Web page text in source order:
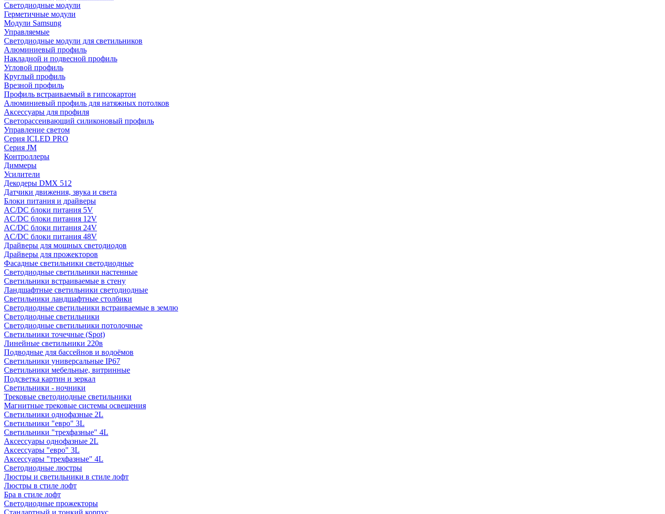
Светодиодные модули
Герметичные модули
Модули Samsung
Управляемые
Светодиодные модули для светильников
Алюминиевый профиль
Накладной и подвесной профиль
Угловой профиль
Круглый профиль
Врезной профиль
Профиль встраиваемый в гипсокартон
Алюминиевый профиль для натяжных потолков
Аксессуары для профиля
Светорассеивающий силиконовый профиль
Управление светом
Серия ICLED PRO
Серия JM
Контроллеры
Диммеры
Усилители
Декодеры DMX 512
Датчики движения, звука и света
Блоки питания и драйверы
AC/DC блоки питания 5V
AC/DC блоки питания 12V
AC/DC блоки питания 24V
AC/DC блоки питания 48V
Драйверы для мощных светодиодов
Драйверы для прожекторов
Фасадные светильники светодиодные
Светодиодные светильники настенные
Светильники встраиваемые в стену
Ландшафтные светильники светодиодные
Светильники ландшафтные столбики
Светодиодные светильники встраиваемые в землю
Светодиодные светильники
Светодиодные светильники потолочные
Светильники точечные (Spot)
Линейные светильники 220в
Подводные для бассейнов и водоёмов
Светильники универсальные IP67
Светильники мебельные, витринные
Подсветка картин и зеркал
Светильники - ночники
Трековые светодиодные светильники
Магнитные трековые системы освещения
Светильники однофазные 2L
Светильники "евро" 3L
Светильники "трехфазные" 4L
Аксессуары однофазные 2L
Аксессуары "евро" 3L
Аксессуары "трехфазные" 4L
Светодиодные люстры
Люстры и светильники в стиле лофт
Люстры в стиле лофт
Бра в стиле лофт
Светодиодные прожекторы
Стандартный и тонкий корпус